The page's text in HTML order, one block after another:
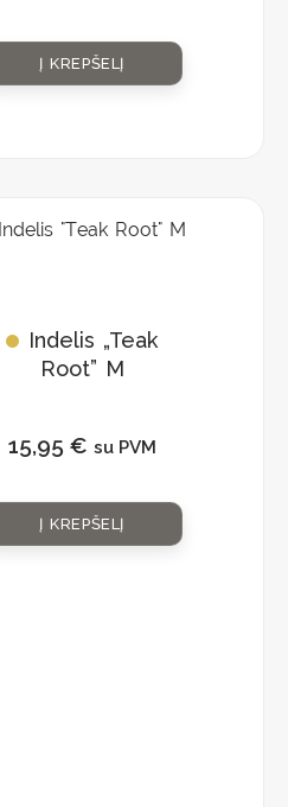
Į KREPŠELĮ
Indelis „Teak
Root” M
15,95 € su PVM
Į KREPŠELĮ